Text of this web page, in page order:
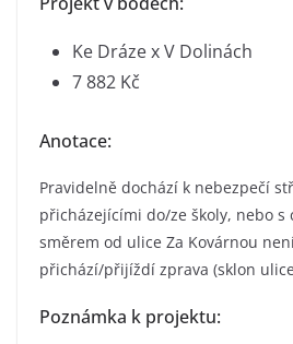
Ke Dráze x V Dolinách
7 882 Kč
Anotace:
Pravidelně dochází k nebezpečí
přicházejícími do/ze školy, nebo s
směrem od ulice Za Kovárnou
přichází/přijíždí zprava (sklon
Poznámka k projektu: